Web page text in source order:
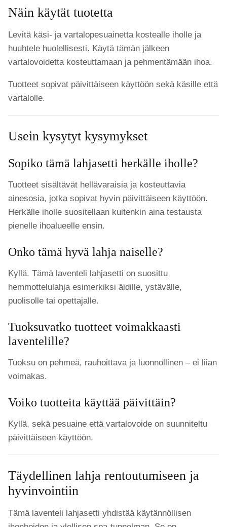
Näin käytät tuotetta
Levitä käsi- ja vartalopesuainetta kostealle iholle ja
huuhtele huolellisesti. Käytä tämän jälkeen
vartalovoidetta kosteuttamaan ja pehmentämään ihoa.
Tuotteet sopivat päivittäiseen käyttöön sekä käsille että
vartalolle.
Usein kysytyt kysymykset
Sopiko tämä lahjasetti herkälle iholle?
Tuotteet sisältävät hellävaraisia ja kosteuttavia
ainesosia, jotka sopivat hyvin päivittäiseen käyttöön.
Herkälle iholle suositellaan kuitenkin aina testausta
pienelle ihoalueelle ensin.
Onko tämä hyvä lahja naiselle?
Kyllä. Tämä laventeli lahjasetti on suosittu
hemmottelulahja esimerkiksi äidille, ystävälle,
puolisolle tai opettajalle.
Tuoksuvatko tuotteet voimakkaasti
laventelille?
Tuoksu on pehmeä, rauhoittava ja luonnollinen – ei liian
voimakas.
Voiko tuotteita käyttää päivittäin?
Kyllä, sekä pesuaine että vartalovoide on suunniteltu
päivittäiseen käyttöön.
Täydellinen lahja rentoutumiseen ja
hyvinvointiin
Tämä laventeli lahjasetti yhdistää käytännöllisen